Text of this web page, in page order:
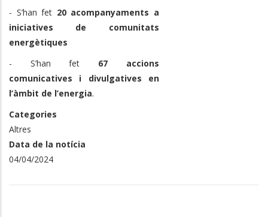
- S’han fet 20 acompanyaments a
iniciatives de comunitats
energètiques
- S’han fet 67 accions
comunicatives i divulgatives en
l’àmbit de l’energia.
Categories
Altres
Data de la notícia
04/04/2024